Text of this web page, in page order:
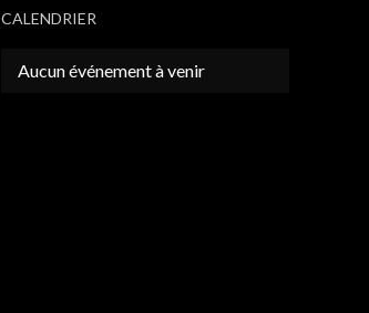
CALENDRIER
Aucun événement à venir